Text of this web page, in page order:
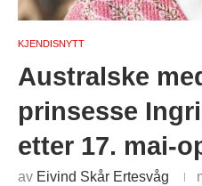
KJENDISNYTT
Australske
prinsesse
etter 17. mai-
av Eivind Skår Ertesvåg